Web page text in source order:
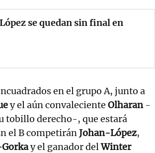
se quedan sin final en
en el grupo A, junto a
y el aún convaleciente Olharan-
tobillo derecho-, que estará
el B competiránJohan-López,
y el ganador delWinter